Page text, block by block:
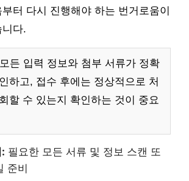
터 다시 진행해야 하는 번거로움이
다.
모든 입력 정보와 첨부 서류가 정확
하고, 접수 후에는 정상적으로 처
할 수 있는지 확인하는 것이 중요
필요한 모든 서류 및 정보 스캔 또
준비